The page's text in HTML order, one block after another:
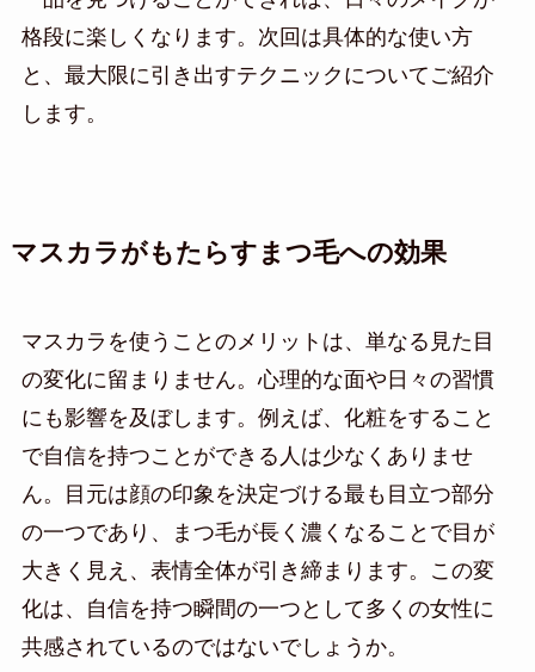
格段に楽しくなります。次回は具体的な使い方
と、最大限に引き出すテクニックについてご紹介
します。
マスカラがもたらすまつ毛への効果
マスカラを使うことのメリットは、単なる見た目
の変化に留まりません。心理的な面や日々の習慣
にも影響を及ぼします。例えば、化粧をすること
で自信を持つことができる人は少なくありませ
ん。目元は顔の印象を決定づける最も目立つ部分
の一つであり、まつ毛が長く濃くなることで目が
大きく見え、表情全体が引き締まります。この変
化は、自信を持つ瞬間の一つとして多くの女性に
共感されているのではないでしょうか。